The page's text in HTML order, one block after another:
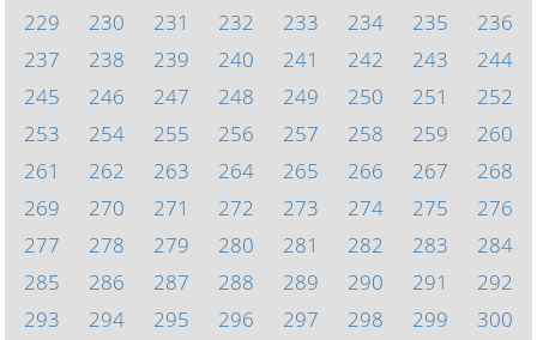
229
230 231 232 233 234 235
236
237
238 239 240 241 242 243
244
245
246 247 248 249 250 251
252
253
254 255 256 257 258 259
260
261
262 263 264 265 266 267
268
269
270 271 272 273 274 275
276
277
278 279 280 281 282 283
284
285
286 287 288 289 290 291
292
293
294 295 296 297 298 299
300